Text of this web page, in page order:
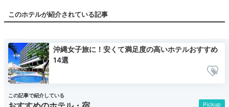
このホテルが紹介されている記事
沖縄女子旅に！安くて満足度の高いホテルおすすめ
14選
Pickup
この記事で紹介している